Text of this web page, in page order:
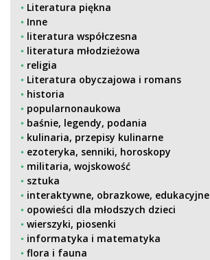
Literatura piękna
Inne
literatura współczesna
literatura młodzieżowa
religia
Literatura obyczajowa i romans
historia
popularnonaukowa
baśnie, legendy, podania
kulinaria, przepisy kulinarne
ezoteryka, senniki, horoskopy
militaria, wojskowość
sztuka
interaktywne, obrazkowe, edukacyjne
opowieści dla młodszych dzieci
wierszyki, piosenki
informatyka i matematyka
flora i fauna